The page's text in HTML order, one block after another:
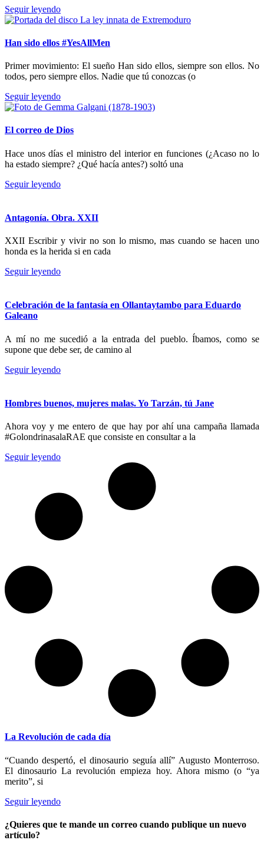
Seguir leyendo
Han sido ellos #YesAllMen
Primer movimiento: El sueño Han sido ellos, siempre son ellos. No
todos, pero siempre ellos. Nadie que tú conozcas (o
Seguir leyendo
El correo de Dios
Hace unos días el ministro del interior en funciones (¿Acaso no lo
ha estado siempre? ¿Qué hacía antes?) soltó una
Seguir leyendo
Antagonía. Obra. XXII
XXII Escribir y vivir no son lo mismo, mas cuando se hacen uno
honda es la herida si en cada
Seguir leyendo
Celebración de la fantasía en Ollantaytambo para Eduardo
Galeano
A mí no me sucedió a la entrada del pueblo. Íbamos, como se
supone que debe ser, de camino al
Seguir leyendo
Hombres buenos, mujeres malas. Yo Tarzán, tú Jane
Ahora voy y me entero de que hay por ahí una campaña llamada
#GolondrinasalaRAE que consiste en consultar a la
Seguir leyendo
La Revolución de cada día
“Cuando despertó, el dinosaurio seguía allí” Augusto Monterroso.
El dinosaurio La revolución empieza hoy. Ahora mismo (o “ya
merito”, si
Seguir leyendo
¿Quieres que te mande un correo cuando publique un nuevo
artículo?